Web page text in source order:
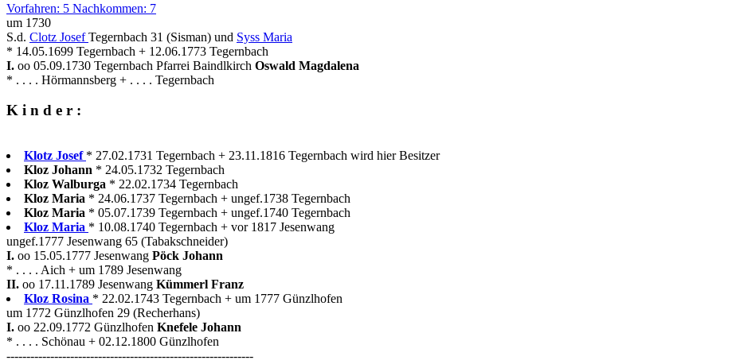
Vorfahren: 5 Nachkommen: 7
um 1730
S.d. Clotz JosefTegernbach 31 (Sisman) und Syss Maria
* 14.05.1699 Tegernbach + 12.06.1773 Tegernbach
I. oo 05.09.1730 Tegernbach Pfarrei Baindlkirch Oswald Magdalena
* . . . . Hörmannsberg + . . . . Tegernbach
K i n d e r :
Klotz Josef * 27.02.1731 Tegernbach + 23.11.1816 Tegernbach wird hier Besitzer
Kloz Johann * 24.05.1732 Tegernbach
Kloz Walburga * 22.02.1734 Tegernbach
Kloz Maria * 24.06.1737 Tegernbach + ungef.1738 Tegernbach
Kloz Maria * 05.07.1739 Tegernbach + ungef.1740 Tegernbach
Kloz Maria * 10.08.1740 Tegernbach + vor 1817 Jesenwang
ungef.1777 Jesenwang 65 (Tabakschneider)
I. oo 15.05.1777 Jesenwang Pöck Johann
* . . . . Aich + um 1789 Jesenwang
II. oo 17.11.1789 Jesenwang Kümmerl Franz
Kloz Rosina * 22.02.1743 Tegernbach + um 1777 Günzlhofen
um 1772 Günzlhofen 29 (Recherhans)
I. oo 22.09.1772 Günzlhofen Knefele Johann
* . . . . Schönau + 02.12.1800 Günzlhofen
--------------------------------------------------------------